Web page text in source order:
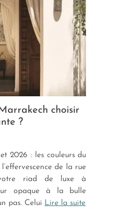
choisir
?
2026 : les couleurs du
de la rue
riad de luxe à
opaque à la bulle
pas. Celui Lire la suite